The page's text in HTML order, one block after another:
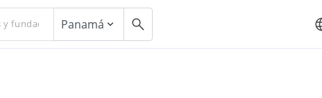
Panamá